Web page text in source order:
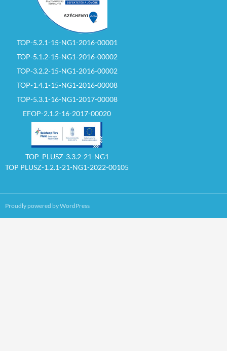
TOP-5.2.1-15-NG1-2016-00001
TOP-5.1.2-15-NG1-2016-00002
TOP-3.2.2-15-NG1-2016-00002
TOP-1.4.1-15-NG1-2016-00008
TOP-5.3.1-16-NG1-2017-00008
EFOP-2.1.2-16-2017-00020
TOP_PLUSZ-3.3.2-21-NG1
TOP PLUSZ-1.2.1-21-NG1-2022-00105
Proudly powered by WordPress